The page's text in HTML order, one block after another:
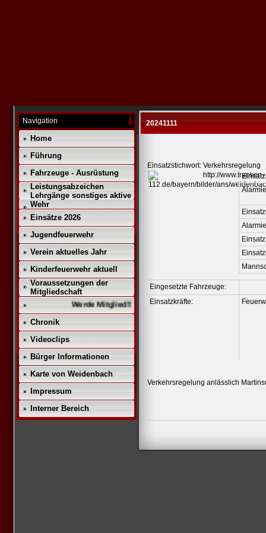
Navigation
Home
Führung
Fahrzeuge - Ausrüstung
Leistungsabzeichen
Lehrgänge sonstiges aktive
Wehr
Einsätze 2026
Jugendfeuerwehr
Verein aktuelles Jahr
Kinderfeuerwehr aktuell
Voraussetzungen der
Mitgliedschaft
Werde Mitglied!!
Chronik
Videoclips
Bürger Informationen
Karte von Weidenbach
Impressum
Interner Bereich
20241111
Einsatzstichwort: Verkehrsregelung
Eingesetzte Fahrzeuge:
Einsatzkräfte:
Verkehrsregelung anlässlich